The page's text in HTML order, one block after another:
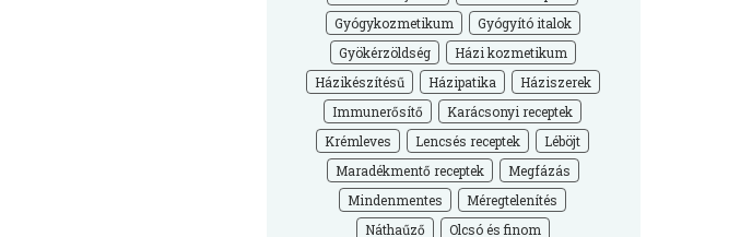
Gyógykozmetikum
Gyógyító italok
Gyökérzöldség
Házi kozmetikum
Házikészítésű
Házipatika
Háziszerek
Immunerősítő
Karácsonyi receptek
Krémleves
Lencsés receptek
Léböjt
Maradékmentő receptek
Megfázás
Mindenmentes
Méregtelenítés
Náthaűző
Olcsó és finom